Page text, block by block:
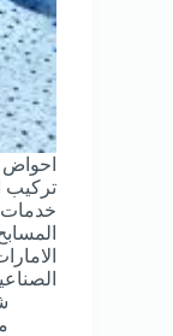
تركيب
خدمات